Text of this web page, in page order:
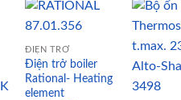
Add to
wishlist
ĐIỆN TRỞ
Điện trở boiler
Rational- Heating
element